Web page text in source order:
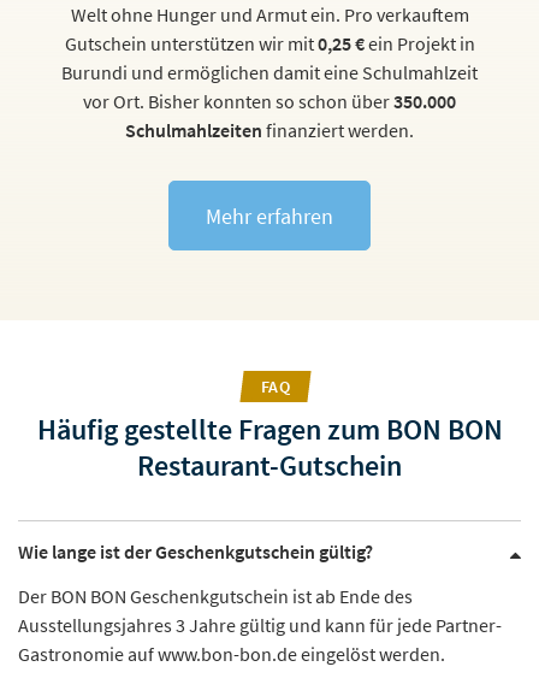
Welt ohne Hunger und Armut ein. Pro verkauftem
Gutschein unterstützen wir mit0,25 €ein Projekt in
Burundi und ermöglichen damit eine Schulmahlzeit
vor Ort. Bisher konnten so schon über350.000
Schulmahlzeiten finanziert werden.
Mehr erfahren
FAQ
Häufig gestellte Fragen zum BON BON
Restaurant-Gutschein
Wie lange ist der Geschenkgutschein gültig?
Der BON BON Geschenkgutschein ist ab Ende des
Ausstellungsjahres 3 Jahre gültig und kann für jede Partner-
Gastronomie auf www.bon-bon.de eingelöst werden.